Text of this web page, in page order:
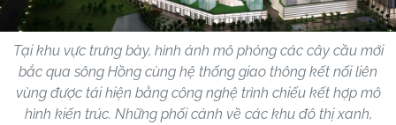
Tại khu vực trưng bày, hình ảnh mô phỏng các cây cầu mới
bắc qua sông Hồng cùng hệ thống giao thông kết nối liên
vùng được tái hiện bằng công nghệ trình chiếu kết hợp mô
hình kiến trúc. Những phối cảnh về các khu đô thị xanh,